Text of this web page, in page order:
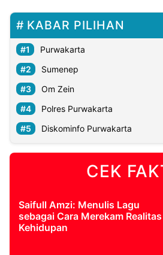
KABAR PILIHAN
Purwakarta
Sumenep
Om Zein
Polres Purwakarta
Diskominfo Purwakarta
CEK
Saifull Amzi: Menulis Lagu
sebagai Cara Merekam Realitas
Kehidupan